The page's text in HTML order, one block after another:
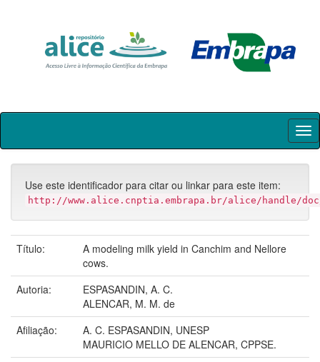
Skip
Use este identificador para citar ou linkar para este item:
http://www.alice.cnptia.embrapa.br/alice/handle/
Título:
A modeling milk yield in Canchim and Nellore
cows.
Autoria:
ESPASANDIN, A. C.
ALENCAR, M. M. de
Afiliação:
A. C. ESPASANDIN, UNESP
MAURICIO MELLO DE ALENCAR, CPPSE.